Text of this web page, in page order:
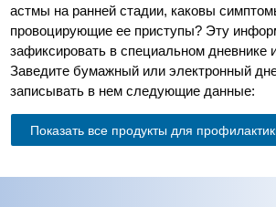
астмы на ранней стадии, каковы
провоцирующие ее приступы? Эту
зафиксировать в специальном дневнике
Заведите бумажный или электронный
записывать в нем следующие данные:
Показать все продукты для